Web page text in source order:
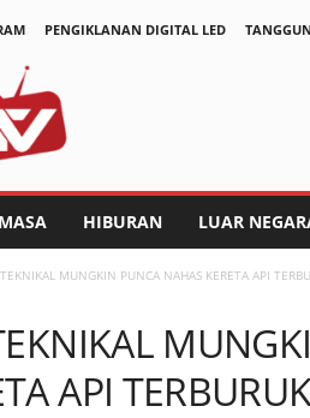
PENGIKLANAN DIGITAL LED
HIBURAN LUAR
MUNGKIN PUNCA NAHAS KERETA API
API